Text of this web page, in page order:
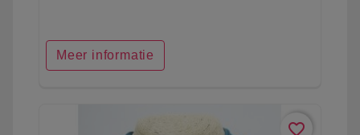
Meer informatie
favorite_border